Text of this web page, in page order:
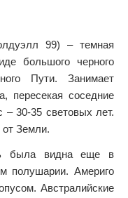
99) – темная
большого черного
Пути. Занимает
пересекая соседние
30-35 световых лет.
от Земли.
была видна еще в
полушарии. Америго
Австралийские